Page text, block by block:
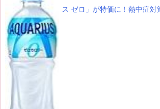
ス ゼロ」が特価に！熱中症対